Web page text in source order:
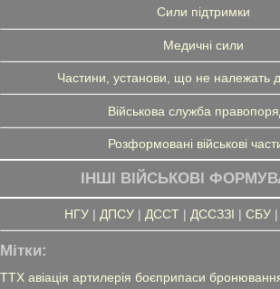
Сили підтримки
Медичні сили
Частини, установи, що не належать
Військова служба
Розформовані військові
ІНШІ ВІЙСЬКОВІ
НГУ| ДПСУ| ДССТ| ДССЗЗІ | СБУ|
Мітки:
ТТХ авіація артилерія боєприпаси